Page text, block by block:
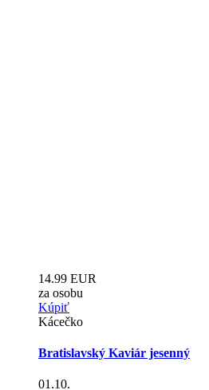
14.99 EUR
za osobu
Kúpiť
Kácečko
Bratislavský Kaviár jesenný
01.10.